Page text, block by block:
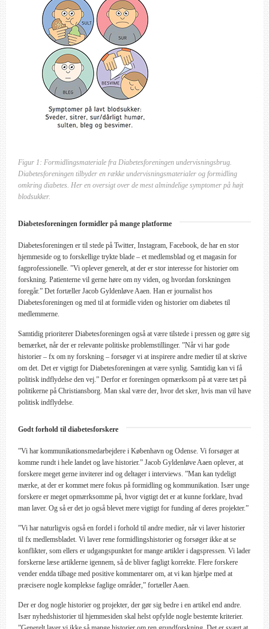
Figur 1: Formidlingsmateriale fra Diabetesforeningen undervisningsbrug.
Diabetesforeningen tilbyder en række undervisningsmaterialer og formidling
omkring diabetes. Her en oversigt over de mest almindelige symptomer på højt
blodsukker.
Diabetesforeningen formidler på mange platforme
Diabetesforeningen er til stede på Twitter, Instagram, Facebook, de har en stor
hjemmeside og to forskellige trykte blade – et medlemsblad og et magasin for
fagprofessionelle. ”Vi oplever generelt, at der er stor interesse for historier om
forskning. Patienterne vil gerne høre om ny viden, og hvordan forskningen
foregår.” Det fortæller Jacob Gyldenløve Aaen. Han er journalist hos
Diabetesforeningen og med til at formidle viden og historier om diabetes til
medlemmerne.
Samtidig prioriterer Diabetesforeningen også at være tilstede i pressen og gøre sig
bemærket, når der er relevante politiske problemstillinger. ”Når vi har gode
historier – fx om ny forskning – forsøger vi at inspirere andre medier til at skrive
om det. Det er vigtigt for Diabetesforeningen at være synlig. Samtidig kan vi få
politisk indflydelse den vej.” Derfor er foreningen opmærksom på at være tæt på
politikerne på Christiansborg. Man skal være der, hvor det sker, hvis man vil have
politisk indflydelse.
Godt forhold til diabetesforskere
”Vi har kommunikationsmedarbejdere i København og Odense. Vi forsøger at
komme rundt i hele landet og lave historier.” Jacob Gyldenløve Aaen oplever, at
forskere meget gerne inviterer ind og deltager i interviews. ”Man kan tydeligt
mærke, at der er kommet mere fokus på formidling og kommunikation. Især unge
forskere er meget opmærksomme på, hvor vigtigt det er at kunne forklare, hvad
man laver. Og så er det jo også blevet mere vigtigt for funding af deres projekter.”
”Vi har naturligvis også en fordel i forhold til andre medier, når vi laver historier
til fx medlemsbladet. Vi laver rene formidlingshistorier og forsøger ikke at se
konflikter, som ellers er udgangspunktet for mange artikler i dagspressen. Vi lader
forskerne læse artiklerne igennem, så de bliver fagligt korrekte. Flere forskere
vender endda tilbage med positive kommentarer om, at vi kan hjælpe med at
præcisere nogle komplekse faglige områder,” fortæller Aaen.
Der er dog nogle historier og projekter, der gør sig bedre i en artikel end andre.
Især nyhedshistorier til hjemmesiden skal helst opfylde nogle bestemte kriterier.